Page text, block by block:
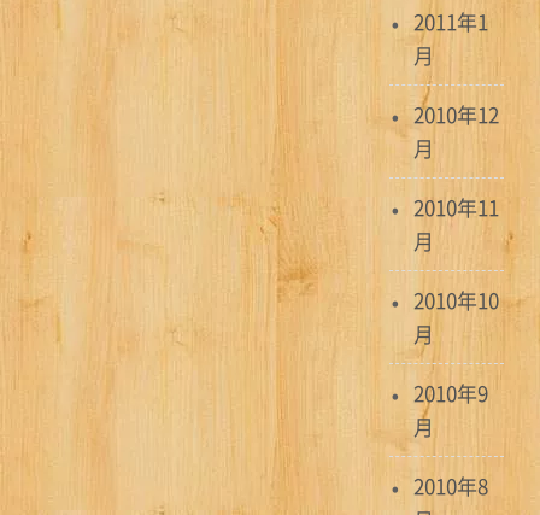
2011年1
月
2010年12
月
2010年11
月
2010年10
月
2010年9
月
2010年8